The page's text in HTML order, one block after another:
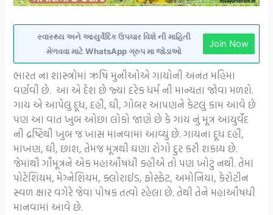
સ્વાસ્થ્ય અને આયુર્વેદિક ઉપચાર વિશે ની માહિતી
મેળવવા માટે WhatsApp ગ્રુપ મા જોડાઓ
Join Now
ભારત ના શાસ્ત્રોમાં ઋષિ મુનીઓએ ગાયોની અનંત મહિમા
વર્ણવી છે. આ એ દેશ છે જ્યાં દરેક ધર્મ ની માન્યતા જોવા મળશે.
ગાય એ આપેલું દૂધ, દહીં, ઘી, ગોબર આપણને કેટલું કામ આવે છે
પણ આ વાત ખુબ ઓછા લોકો જાણે છે કે ગાય નું મૂત્ર આયુર્વેદ
ની દ્રષ્ટિથી ખુબ જ ખાસ માનવામાં આવ્યું છે. ગાયના દૂધ દહીં,
માખણ, ઘી, છાશ, તેમજ મૂત્રથી ઘણા રોગો દુર કરી શકાય છે.
જેમાંથી ગૌમૂત્રને એક મહાઔષધી કહીએ તો પણ ખોટું નથી. તેમાં
પોટેશિયમ, મેગ્નેશિયમ, ક્લોરાઈડ, ફોસ્ફેટ, અમોનિયા, કેરોટીન
સ્વળ ક્ષાર વગેરે જેવા પોષક તત્વો રહેલા છે. તેથી તેને મહાઔષધી
માનવામાં આવે છે.